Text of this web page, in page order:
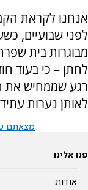
אנחנו לקראת
לפני שבועיים,
מבוגרות בית
לחתן – כי בעוד
רגע שממחיש את
לאותן נערות
מצאתם
פנו אלינו
אודות